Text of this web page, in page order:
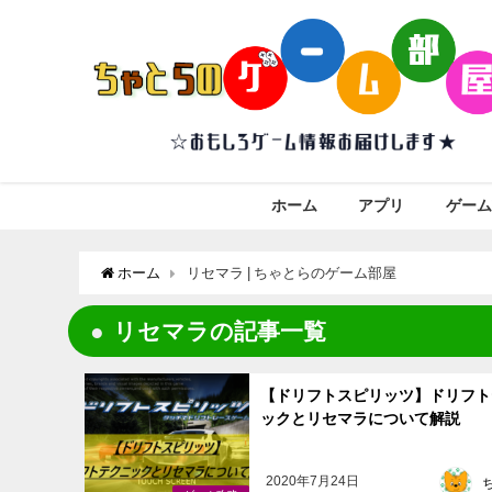
ホーム アプリ ゲー
ホーム リセマラ | ちゃとらのゲーム部屋
リセマラの記事一覧
【ドリフトスピリッツ】ドリフ
ックとリセマラについて解説
2020年7月24日